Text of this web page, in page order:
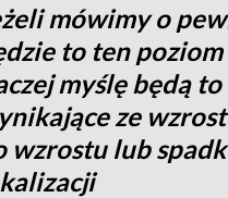
mówimy o
to ten
myślę będą
ze
wzrostu lub